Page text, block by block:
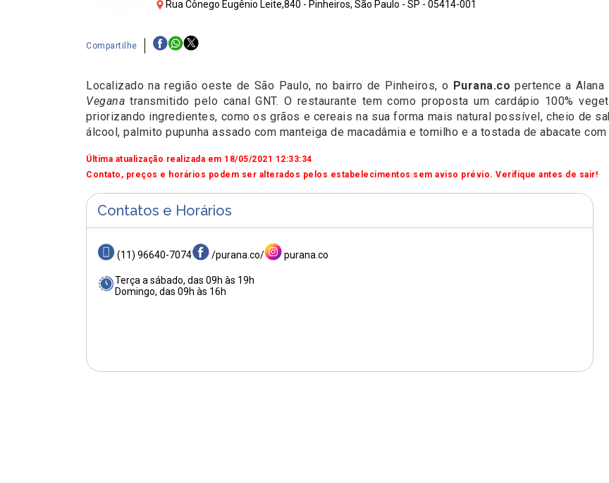
Rua Cônego Eugênio Leite,840 - Pinheiros, São Paulo - SP - 05414-001
Compartilhe
Localizado na região oeste de São Paulo, no bairro de Pinheiros, o Purana.co pertence a
Veganatransmitido pelo canal GNT. O restaurante tem como proposta um cardápio 100%
priorizando ingredientes, como os grãos e cereais na sua forma mais natural possível, cheio de
álcool, palmito pupunha assado com manteiga de macadâmia e tomilho e a tostada de abacate
Última atualização realizada em 18/05/2021 12:33:34
Contato, preços e horários podem ser alterados pelos estabelecimentos sem aviso prévio. Verifique antes de sair!
Contatos e Horários
(11) 96640-7074 /purana.co/ purana.co
Terça a sábado, das 09h às 19h
Domingo, das 09h às 16h